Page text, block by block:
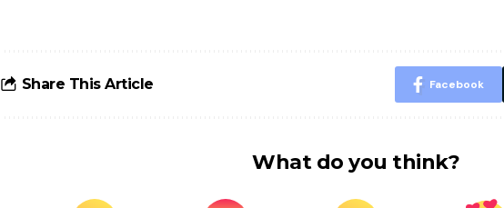
आसान ट्रिक्स
Share This Article Facebook
What do you think?